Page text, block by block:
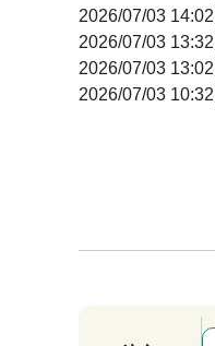
2026/07/03 14:02
2026/07/03 13:32
2026/07/03 13:02
2026/07/03 10:32